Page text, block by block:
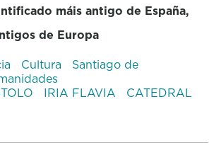
máis antigo de España,
de Europa
Cultura
Santiago de
IRIA FLAVIA
CATEDRAL